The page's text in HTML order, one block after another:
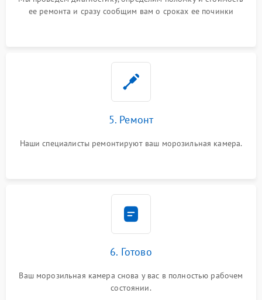
ее ремонта и сразу сообщим вам о сроках ее починки
5. Ремонт
Наши специалисты ремонтируют ваш морозильная камера.
6. Готово
Ваш морозильная камера снова у вас в полностью рабочем
состоянии.